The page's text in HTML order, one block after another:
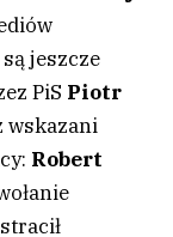
jeszcze
PiS Piotr
wskazani
Robert